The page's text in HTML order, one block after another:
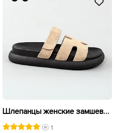
Шлепанцы женские замшевые 595430 Бежевые распродажа
1